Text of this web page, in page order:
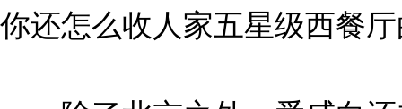
你还怎么收人家五星级西餐